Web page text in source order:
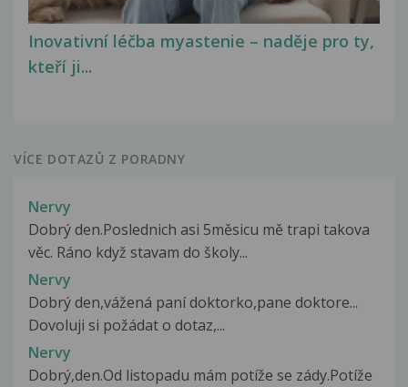
Inovativní léčba myastenie – naděje pro ty,
kteří ji...
VÍCE DOTAZŮ Z PORADNY
Nervy
Dobrý den.Poslednich asi 5měsicu mě trapi takova
věc. Ráno když stavam do školy...
Nervy
Dobrý den,vážená paní doktorko,pane doktore...
Dovoluji si požádat o dotaz,...
Nervy
Dobrý,den.Od listopadu mám potíže se zády.Potíže